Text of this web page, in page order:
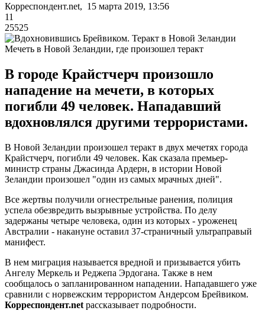
Корреспондент.net, 15 марта 2019, 13:56
11
25525
Мечеть в Новой Зеландии, где произошел теракт
В городе Крайстчерч произошло
нападение на мечети, в которых
погибли 49 человек. Нападавший
вдохновлялся другими террористами.
В Новой Зеландии произошел теракт в двух мечетях города
Крайстчерч, погибли 49 человек. Как сказала премьер-
министр страны Джасинда Ардерн, в истории Новой
Зеландии произошел "один из самых мрачных дней".
Все жертвы получили огнестрельные ранения, полиция
успела обезвредить вызрывные устройства. По делу
задержаны четыре человека, один из которых - уроженец
Австралии - накануне оставил 37-страничный ультраправый
манифест.
В нем миграция называется вредной и призывается убить
Ангелу Меркель и Реджепа Эрдогана. Также в нем
сообщалось о запланированном нападении. Нападавшего уже
сравнили с норвежским террористом Андерсом Брейвиком.
Корреспондент.net рассказывает подробности.